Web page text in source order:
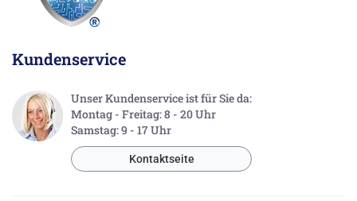
Kundenservice
Unser Kundenservice ist für Sie da:
Montag - Freitag: 8 - 20 Uhr
Samstag: 9 - 17 Uhr
Kontaktseite